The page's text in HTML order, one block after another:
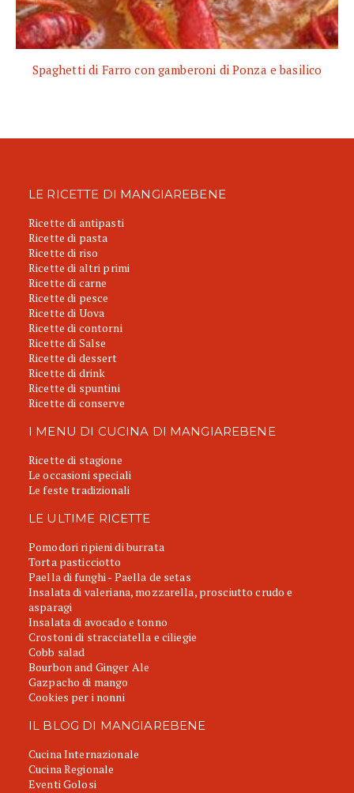
Spaghetti di Farro con gamberoni di Ponza e basilico
LE RICETTE DI MANGIAREBENE
Ricette di antipasti
Ricette di pasta
Ricette di riso
Ricette di altri primi
Ricette di carne
Ricette di pesce
Ricette di Uova
Ricette di contorni
Ricette di Salse
Ricette di dessert
Ricette di drink
Ricette di spuntini
Ricette di conserve
I MENU DI CUCINA DI MANGIAREBENE
Ricette di stagione
Le occasioni speciali
Le feste tradizionali
LE ULTIME RICETTE
Pomodori ripieni di burrata
Torta pasticciotto
Paella di funghi - Paella de setas
Insalata di valeriana, mozzarella, prosciutto crudo e
asparagi
Insalata di avocado e tonno
Crostoni di stracciatella e ciliegie
Cobb salad
Bourbon and Ginger Ale
Gazpacho di mango
Cookies per i nonni
IL BLOG DI MANGIAREBENE
Cucina Internazionale
Cucina Regionale
Eventi Golosi